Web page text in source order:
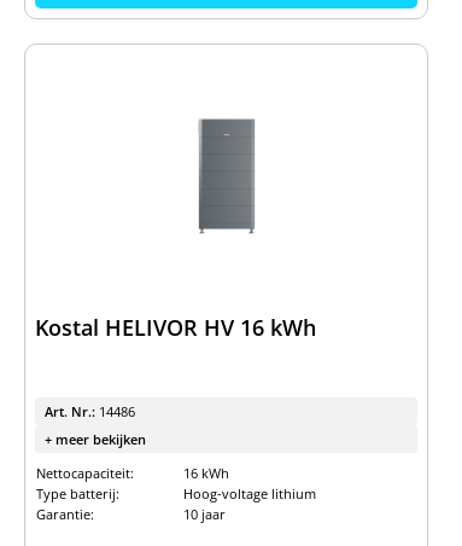
Kostal HELIVOR HV 16 kWh
Art. Nr.: 14486
+ meer bekijken
Nettocapaciteit:
16 kWh
Type batterij:
Hoog-voltage lithium
Garantie:
10 jaar